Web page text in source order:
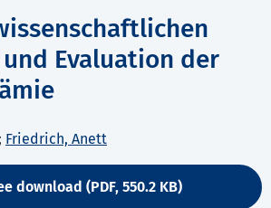
Evaluation der
Friedrich, Anett
download (PDF, 550.2 KB)